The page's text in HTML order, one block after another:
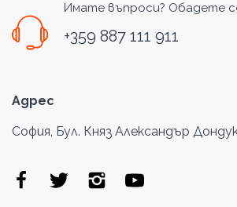
Имате въпроси? Обадете
+359 887 111 911
Адрес
София, Бул. Княз Александър